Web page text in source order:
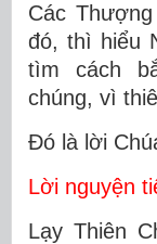
Các
đó, thì hiểu
tìm cách
chúng, vì
Ðó là lời
Lời nguyện
Lạy Thiên